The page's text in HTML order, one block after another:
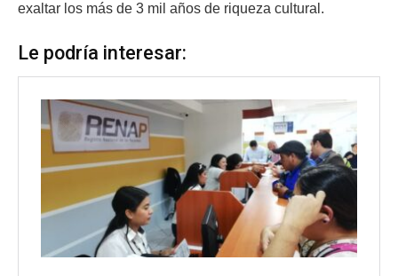
exaltar los más de 3 mil años de riqueza cultural.
Le podría interesar: